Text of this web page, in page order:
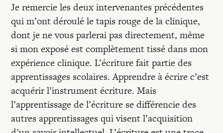
Recherches
Entretiens
Revues
Colloque
Je remercie les deux intervenantes précédentes
qui m’ont déroulé le tapis rouge de la clinique,
dont je ne vous parlerai pas directement, même
si mon exposé est complètement tissé dans mon
expérience clinique. L’écriture fait partie des
apprentissages scolaires. Apprendre à écrire c’est
acquérir l’instrument écriture. Mais
l’apprentissage de l’écriture se différencie des
autres apprentissages qui visent l’acquisition